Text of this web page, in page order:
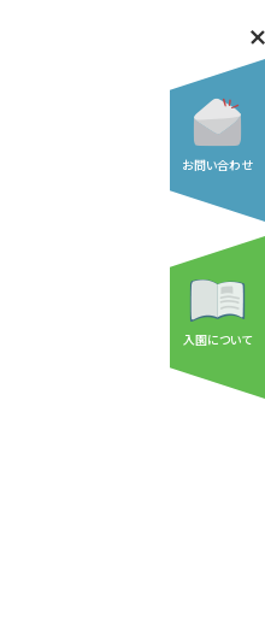
お問い合わせ
入園について